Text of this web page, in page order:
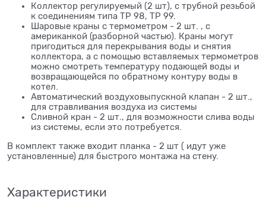
Коллектор регулируемый (2 шт), с трубной резьбой
к соединениям типа ТР 98, ТР 99.
Шаровые краны с термометром - 2 шт. , с
американкой (разборной частью). Краны могут
пригодиться для перекрывания воды и снятия
коллектора, а с помощью вставляемых термометров
можно смотреть температуру подающей воды и
возвращающейся по обратному контуру воды в
котел.
Автоматический воздуховыпускной клапан - 2 шт.,
для стравливания воздуха из системы
Сливной кран - 2 шт., для возможности слива воды
из системы, если это потребуется.
В комплект также входит планка - 2 шт ( идут уже
установленные) для быстрого монтажа на стену.
Характеристики